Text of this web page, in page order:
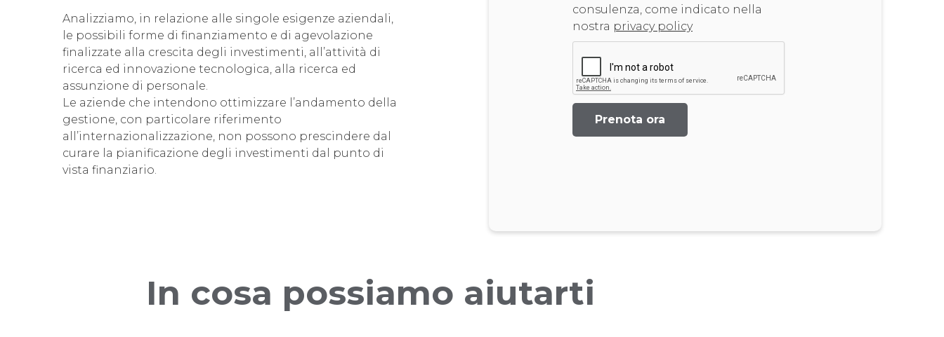
Analizziamo, in relazione alle singole esigenze aziendali,
le possibili forme di finanziamento e di agevolazione
finalizzate alla crescita degli investimenti, all’attività di
ricerca ed innovazione tecnologica, alla ricerca ed
assunzione di personale.
Le aziende che intendono ottimizzare l’andamento della
gestione, con particolare riferimento
all’internazionalizzazione, non possono prescindere dal
curare la pianificazione degli investimenti dal punto di
vista finanziario.
consulenza, come indicato nella
nostra privacy policy
Prenota ora
In cosa possiamo aiutarti